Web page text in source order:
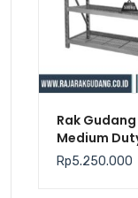
Rak
Medium
Krisbow
Rp5.250.000